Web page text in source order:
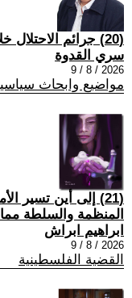
(20) جرائم الاحتلال خلال حرب الإبادة
سري القدوة
2026 / 8 / 9
مواضيع وابحاث
(21) إلى أين تسير
المنظمة والسلطة
ابراهيم ابراش
2026 / 8 / 9
القضية الفلسطينية